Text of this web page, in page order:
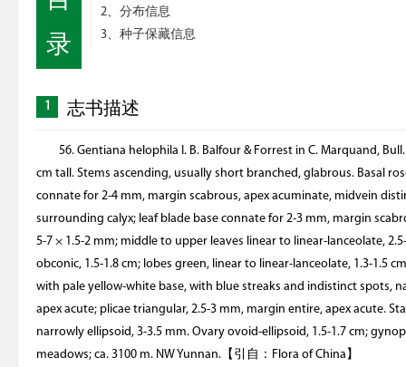
录
2、分布信息
3、种子保藏信息
1 志书描述
56. Gentiana helophila I. B. Balfour & Forrest in C. Marquand,
cm tall. Stems ascending, usually short branched, glabrous. Basal
connate for 2-4 mm, margin scabrous, apex acuminate, midvein
surrounding calyx; leaf blade base connate for 2-3 mm, margin
5-7 × 1.5-2 mm; middle to upper leaves linear to linear-lanceolate,
obconic, 1.5-1.8 cm; lobes green, linear to linear-lanceolate, 1.3-1.5
with pale yellow-white base, with blue streaks and indistinct spots,
apex acute; plicae triangular, 2.5-3 mm, margin entire, apex acute.
narrowly ellipsoid, 3-3.5 mm. Ovary ovoid-ellipsoid, 1.5-1.7 cm;
meadows; ca. 3100 m. NW Yunnan.【引自：Flora of China】